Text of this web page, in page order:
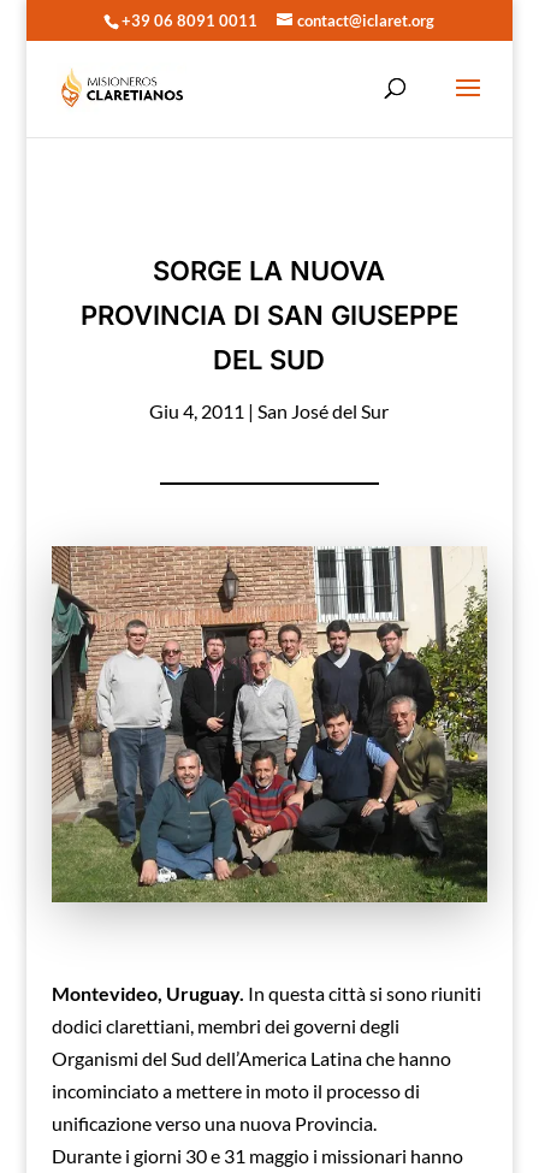
+39 06 8091 0011 contact@iclaret.org
SORGE LA NUOVA
PROVINCIA DI SAN GIUSEPPE
DEL SUD
Giu 4, 2011 |San José del Sur
Montevideo, Uruguay. In questa città si sono riuniti
dodici clarettiani, membri dei governi degli
Organismi del Sud dell’America Latina che hanno
incominciato a mettere in moto il processo di
unificazione verso una nuova Provincia.
Durante i giorni 30 e 31 maggio i missionari hanno